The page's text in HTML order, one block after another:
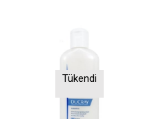
Tükendi